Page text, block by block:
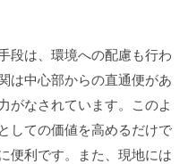
段は、環境への配慮も行わ
は中心部からの直通便があ
がなされています。このよ
しての価値を高めるだけで
便利です。また、現地には